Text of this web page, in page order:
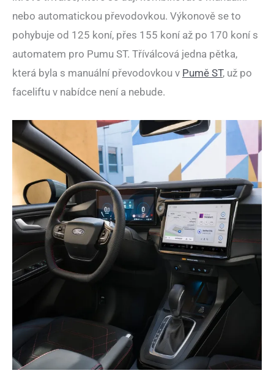
nebo automatickou převodovkou. Výkonově se to
pohybuje od 125 koní, přes 155 koní až po 170 koní s
automatem pro Pumu ST. Tříválcová jedna pětka,
která byla s manuální převodovkou v Pumě ST, už po
faceliftu v nabídce není a nebude.